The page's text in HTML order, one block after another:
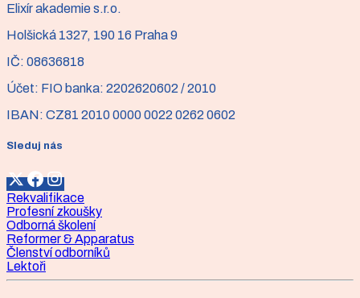
Elixír akademie s.r.o.
Holšická 1327, 190 16 Praha 9
IČ: 08636818
Účet: FIO banka: 2202620602 / 2010
IBAN: CZ81 2010 0000 0022 0262 0602
Sleduj nás
Rekvalifikace
Profesní zkoušky
Odborná školení
Reformer & Apparatus
Členství odborníků
Lektoři